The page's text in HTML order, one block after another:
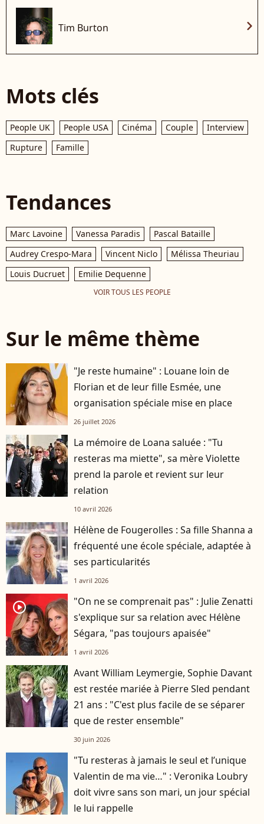
Tim Burton chevron_right
Mots clés
People UK People USA Cinéma Couple
Interview
Rupture
Famille
Tendances
Marc Lavoine Vanessa Paradis
Pascal Bataille
Audrey Crespo-Mara
Vincent Niclo
Mélissa Theuriau
Louis Ducruet
Emilie Dequenne
VOIR TOUS LES PEOPLE
Sur le même thème
"Je reste humaine" : Louane loin de
Florian et de leur fille Esmée, une
organisation spéciale mise en place
26 juillet 2026
La mémoire de Loana saluée : "Tu
resteras ma miette", sa mère Violette
prend la parole et revient sur leur
relation
10 avril 2026
Hélène de Fougerolles : Sa fille Shanna a
fréquenté une école spéciale, adaptée à
ses particularités
1 avril 2026
player2
"On ne se comprenait pas" : Julie Zenatti
s'explique sur sa relation avec Hélène
Ségara, "pas toujours apaisée"
1 avril 2026
Avant William Leymergie, Sophie Davant
est restée mariée à Pierre Sled pendant
21 ans : "C'est plus facile de se séparer
que de rester ensemble"
30 juin 2026
"Tu resteras à jamais le seul et l’unique
Valentin de ma vie…" : Veronika Loubry
doit vivre sans son mari, un jour spécial
le lui rappelle